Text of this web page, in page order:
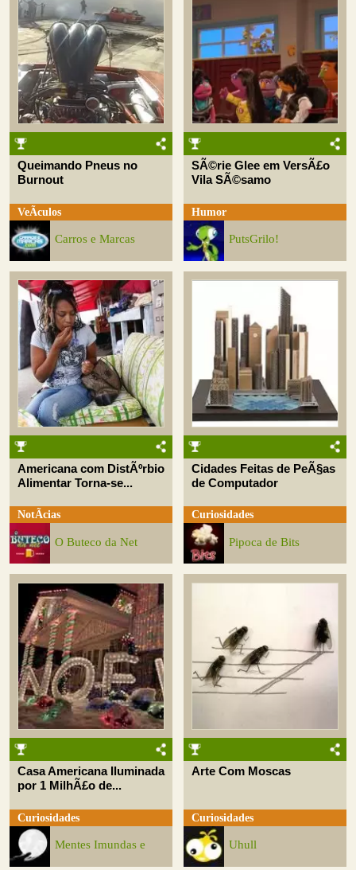
Queimando Pneus no
Burnout
VeÃ­culos
Carros e Marcas
SÃ©rie Glee em VersÃ£o
Vila SÃ©samo
Humor
PutsGrilo!
Americana com DistÃºrbio
Alimentar Torna-se...
NotÃ­cias
O Buteco da Net
Cidades Feitas de PeÃ§as
de Computador
Curiosidades
Pipoca de Bits
Casa Americana Iluminada
por 1 MilhÃ£o de...
Curiosidades
Mentes Imundas e
Arte Com Moscas
Curiosidades
Uhull